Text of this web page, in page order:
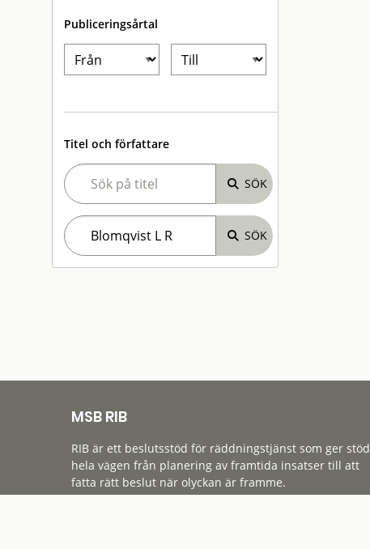
Publiceringsårtal
Titel och författare
MSB RIB
RIB är ett beslutsstöd för räddningstjänst som ger stöd
hela vägen från planering av framtida insatser till att
fatta rätt beslut när olyckan är framme.